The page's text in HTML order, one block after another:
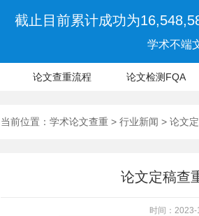
截止目前累计成功为
学术不端
论文查重流程 论文检测FQA
当前位置： 学术论文查重 > 行业新闻 > 论文
论文定稿查
时间：